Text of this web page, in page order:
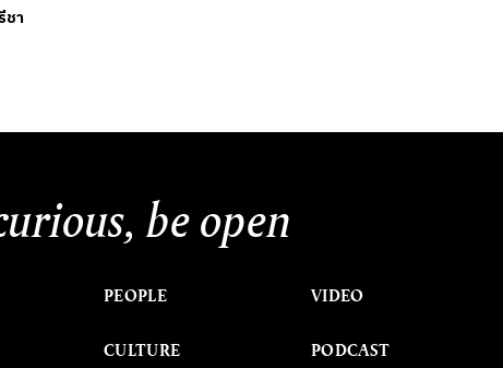
ชา
be open
PEOPLE
CULTURE
VIDEO
PODCAST